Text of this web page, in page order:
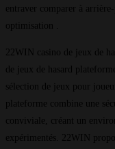
entraver comparer à
optimisation .
22WIN casino de jeux de
de jeux de hasard
sélection de jeux pour
plateforme combine une
conviviale, créant un
expérimentés. 22WIN